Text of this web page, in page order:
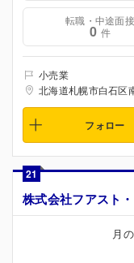
転職・中途面接
0 件
小売業
北海道札幌市白石区
フォロー
21
株式会社フアスト
月